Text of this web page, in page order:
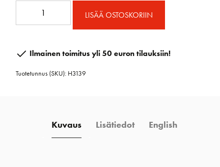
H3139
lyhyt
LISÄÄ OSTOSKORIIN
Ilmainen toimitus yli 50 euron tilauksiin!
Tuotetunnus (SKU): H3139
Kuvaus Lisätiedot English